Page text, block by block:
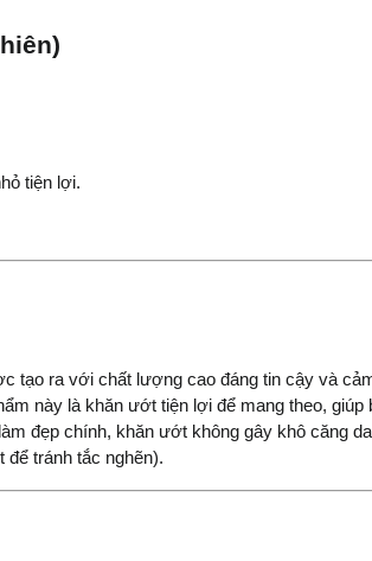
tiện lợi.
tạo ra với chất lượng cao đáng tin cậy và
này là khăn ướt tiện lợi để mang theo,
đẹp chính, khăn ướt không gây khô căng
để tránh tắc nghẽn).